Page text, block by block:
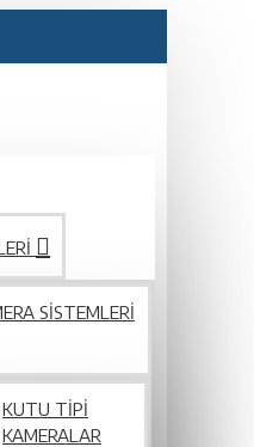
SISTEMLERI
KUTU TIPI
KAMERALAR